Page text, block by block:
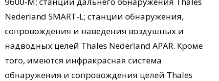
Nederland SMART-L; станции обнаружения,
сопровождения и наведения воздушных и
надводных целей Thales Nederland APAR. Кроме
того, имеются инфракрасная система
обнаружения и сопровождения целей Thales